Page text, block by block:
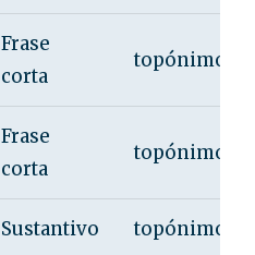
Frase
corta
topónimo
Frase
corta
topónimo
Sustantivo topónimo